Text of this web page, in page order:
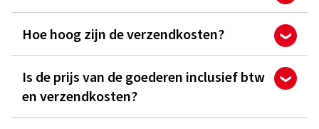
Hoe hoog zijn de verzendkosten?
Is de prijs van de goederen inclusief btw
en verzendkosten?